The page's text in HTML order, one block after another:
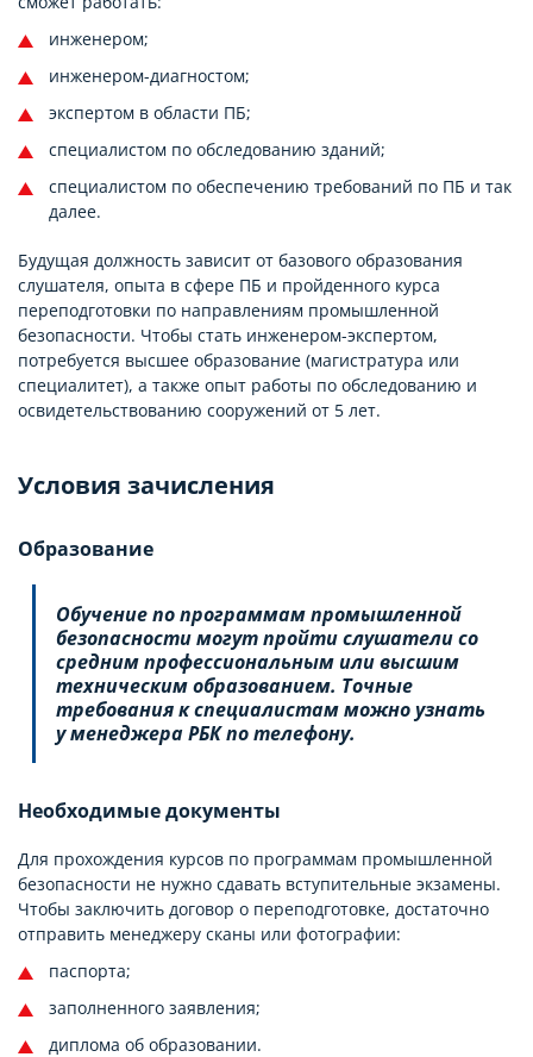
инженером;
инженером-диагностом;
экспертом в области ПБ;
специалистом по обследованию зданий;
специалистом по обеспечению требований по ПБ и так
далее.
Будущая должность зависит от базового образования
слушателя, опыта в сфере ПБ и пройденного курса
переподготовки по направлениям промышленной
безопасности. Чтобы стать инженером-экспертом,
потребуется высшее образование (магистратура или
специалитет), а также опыт работы по обследованию и
освидетельствованию сооружений от 5 лет.
Условия зачисления
Образование
Обучение по программам промышленной
безопасности могут пройти слушатели со
средним профессиональным или высшим
техническим образованием. Точные
требования к специалистам можно узнать
у менеджера РБК по телефону.
Необходимые документы
Для прохождения курсов по программам промышленной
безопасности не нужно сдавать вступительные экзамены.
Чтобы заключить договор о переподготовке, достаточно
отправить менеджеру сканы или фотографии:
паспорта;
заполненного заявления;
диплома об образовании.